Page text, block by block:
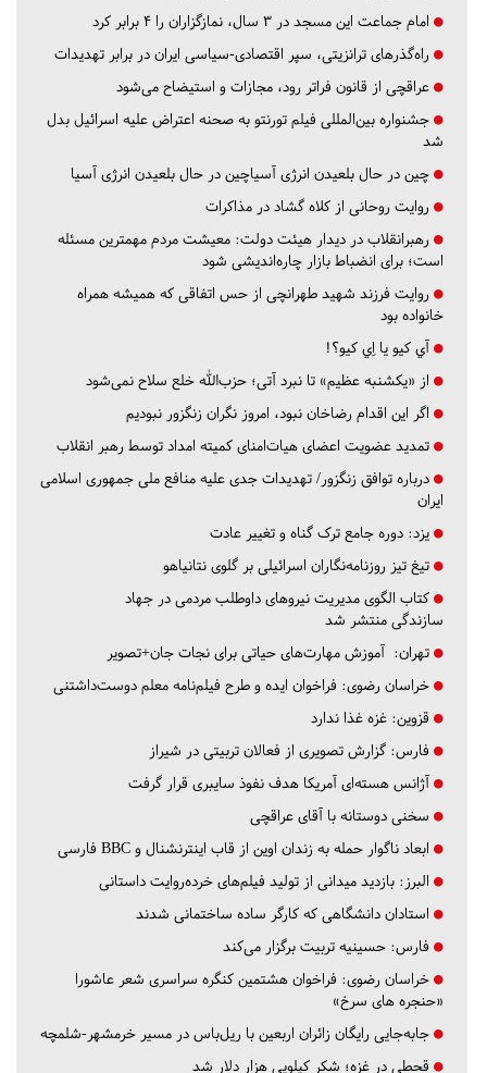
امام جماعت این مسجد در ۳ سال، نمازگزاران را ۴ برابر کرد
راه‌گذرهای ترانزیتی، سپر اقتصادی-سیاسی ایران در برابر تهدیدات
عراقچی از قانون فراتر رود، مجازات و استیضاح می‌شود
جشنواره بین‌المللی فیلم تورنتو به صحنه اعتراض علیه اسرائیل بدل
شد
چین در حال بلعیدن انرژی آسیاچین در حال بلعیدن انرژی آسیا
روایت روحانی از کلاه گشاد در مذاکرات
رهبرانقلاب در دیدار هیئت دولت: معیشت مردم مهمترین مسئله
است؛ برای انضباط بازار چاره‌اندیشی شود
روایت فرزند شهید طهرانچی از حس اتفاقی که همیشه همراه
خانواده بود
آي كيو يا اِي كيو؟!
از «یکشنبه عظیم» تا نبرد آتی؛ حزب‌الله خلع سلاح نمی‌شود
اگر این اقدام رضاخان نبود، امروز نگران زنگزور نبودیم
تمدید عضویت اعضای هیات‌امنای کمیته امداد توسط رهبر انقلاب
درباره توافق زنگزور/ تهدیدات جدی علیه منافع ملی جمهوری اسلامی
ایران
یزد: دوره جامع ترک گناه و تغییر عادت
تیغ تیز روزنامه‌نگاران اسرائیلی بر گلوی نتانیاهو
کتاب الگوی مدیریت نیروهای داوطلب مردمی در جهاد
سازندگی منتشر شد
تهران: آموزش مهارت‌های حیاتی برای نجات جان+تصویر
خراسان رضوی: فراخوان ایده و طرح فیلم‌نامه معلم دوست‌داشتنی
قزوین: غزه غذا ندارد
فارس: گزارش تصویری از فعالان تربیتی در شیراز
آژانس هسته‌ای آمریکا هدف نفوذ سایبری قرار گرفت
سخنی دوستانه با آقای عراقچی
ابعاد ناگوار حمله به زندان اوین از قاب اینترنشنال و BBC فارسی
البرز: بازدید میدانی از تولید فیلم‌های خرده‌روایت داستانی
استادان دانشگاهی که کارگر ساده ساختمانی شدند
فارس: حسینیه تربیت برگزار می‌کند
خراسان رضوی: فراخوان هشتمین کنگره سراسری شعر عاشورا
«حنجره های سرخ»
جابه‌جایی رایگان زائران اربعین با ریل‌باس در مسیر خرمشهر-شلمچه
قحطی در غزه؛ شکر کیلویی هزار دلار شد